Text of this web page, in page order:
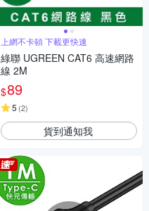
上網不卡頓 下載更快速
綠聯 UGREEN CAT6 高速網路
線 2M
$89
5 (2)
貨到通知我